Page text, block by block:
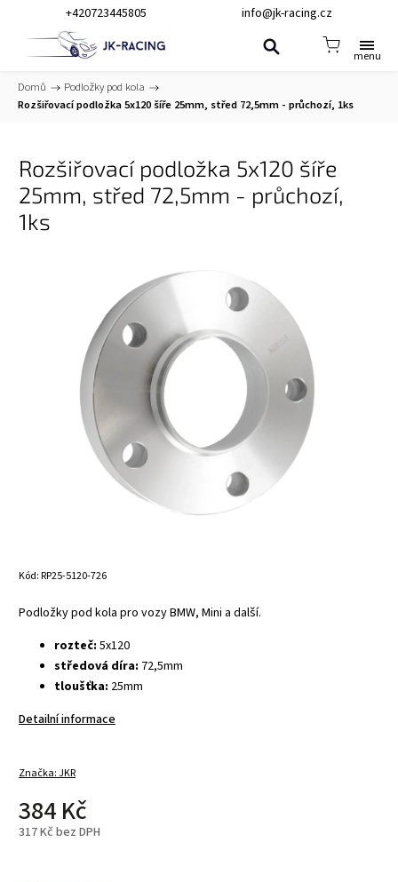
+420723445805 info@jk-racing.cz
Domů / Podložky pod kola /
Rozšiřovací podložka 5x120 šíře 25mm, střed 72,5mm - průchozí, 1ks
Rozšiřovací podložka 5x120 šíře
25mm, střed 72,5mm - průchozí,
1ks
Kód:RP25-5120-726
Podložky pod kola pro vozy BMW, Mini a další.
rozteč: 5x120
středová díra: 72,5mm
tloušťka: 25mm
Detailní informace
Značka:JKR
384 Kč
317 Kč bez DPH